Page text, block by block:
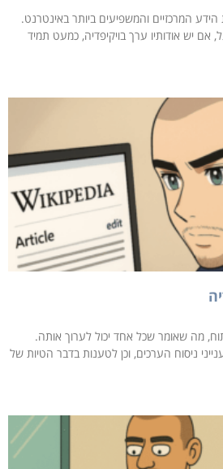
המרכזיים והמשפיעים ביותר באינטרנט.
אם יש אודותיו ערך בויקיפדיה, כמעט תמיד
מה שאומר שכל אחד יכול לערוך אותה.
ניסוח הערכים, וכן לטענות בדבר הטיות של